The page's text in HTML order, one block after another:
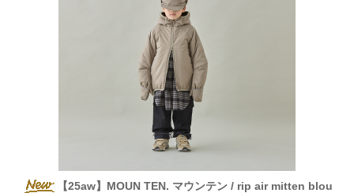
【25aw】MOUN TEN. マウンテン / rip air mitten blou